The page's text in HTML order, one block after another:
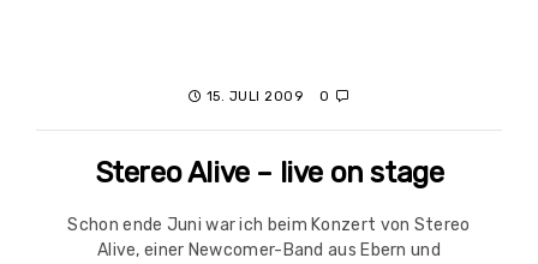
15. JULI 2009 0
Stereo Alive – live on stage
Schon ende Juni war ich beim Konzert von Stereo
Alive, einer Newcomer-Band aus Ebern und